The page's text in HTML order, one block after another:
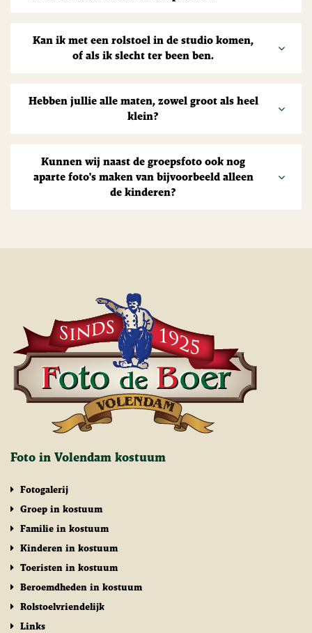
Kan ik met een rolstoel in de studio komen,
of als ik slecht ter been ben.
Hebben jullie alle maten, zowel groot als heel
klein?
Kunnen wij naast de groepsfoto ook nog
aparte foto's maken van bijvoorbeeld alleen
de kinderen?
Foto in Volendam kostuum
Fotogalerij
Groep in kostuum
Familie in kostuum
Kinderen in kostuum
Toeristen in kostuum
Beroemdheden in kostuum
Rolstoelvriendelijk
Links